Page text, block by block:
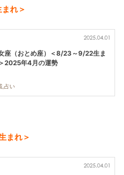
れ＞
2025.04.01
座（おとめ座）＜8/23～9/22生ま
2025年4月の運勢
,占い
まれ＞
2025.04.01